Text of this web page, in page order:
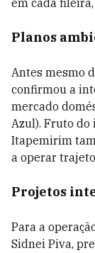
em cada
Planos
Antes mesmo
confirmou a
mercado
Azul). Fruto do
Itapemirim
a operar
Projetos
Para a
Sidnei Piva,